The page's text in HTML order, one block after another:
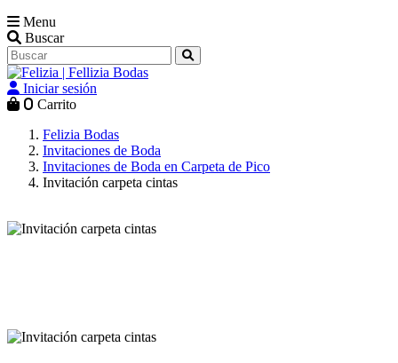
Menu
Buscar
Iniciar sesión
0 Carrito
Felizia Bodas
Invitaciones de Boda
Invitaciones de Boda en Carpeta de Pico
Invitación carpeta cintas